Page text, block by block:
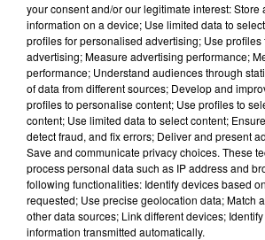
Musique
6 août 2026
Pomme emprunte le
« Loups Garous »
your consent and/or our legitimate interest: Store
information on a device; Use limited data to
profiles for personalised advertising; Use
advertising; Measure advertising performance;
performance; Understand audiences through
of data from different sources; Develop and
profiles to personalise content; Use profiles to
content; Use limited data to select content;
detect fraud, and fix errors; Deliver and present
Save and communicate privacy choices. These
process personal data such as IP address and
following functionalities: Identify devices based
requested; Use precise geolocation data; Match
other data sources; Link different devices;
information transmitted automatically.